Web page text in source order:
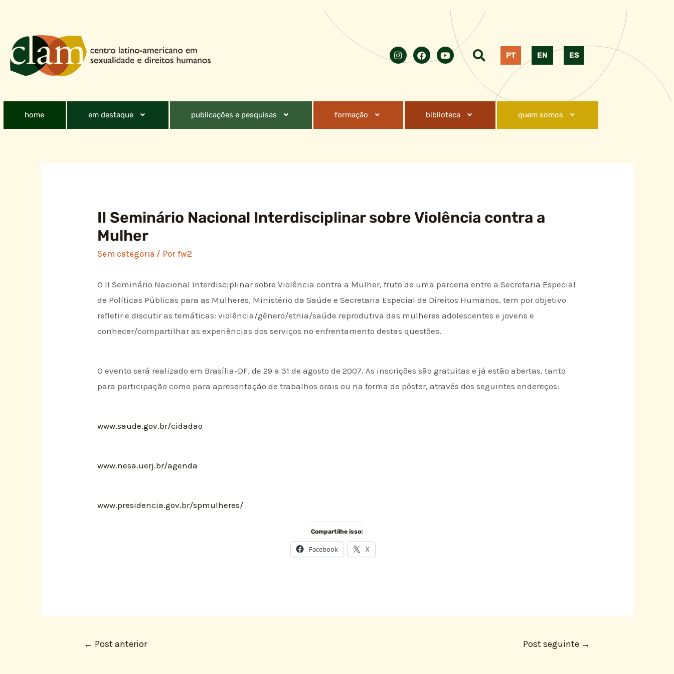
PT EN ES
home em destaque publicações e pesquisas formação biblioteca quem somos
II Seminário Nacional Interdisciplinar sobre Violência contra a
Mulher
Sem categoria / Porfw2
O II Seminário Nacional Interdisciplinar sobre Violência contra a Mulher, fruto de uma parceria entre a Secretaria Especial
de Políticas Públicas para as Mulheres, Ministério da Saúde e Secretaria Especial de Direitos Humanos, tem por objetivo
refletir e discutir as temáticas: violência/gênero/etnia/saúde reprodutiva das mulheres adolescentes e jovens e
conhecer/compartilhar as experiências dos serviços no enfrentamento destas questões.
O evento será realizado em Brasília-DF, de 29 a 31 de agosto de 2007. As inscrições são gratuitas e já estão abertas, tanto
para participação como para apresentação de trabalhos orais ou na forma de pôster, através dos seguintes endereços:
www.saude.gov.br/cidadao
www.nesa.uerj.br/agenda
www.presidencia.gov.br/spmulheres/
Compartilhe isso:
Facebook X
← Post anterior Post seguinte →